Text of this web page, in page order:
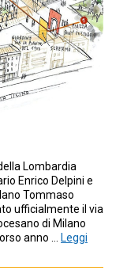
Lombardia
Enrico Delpini e
Tommaso
ufficialmente il via
di Milano
anno … Leggi